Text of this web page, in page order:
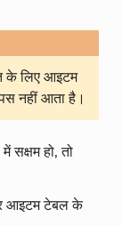
के लिए आइटम
नहीं आता है।
में सक्षम हो, तो
आइटम टेबल के